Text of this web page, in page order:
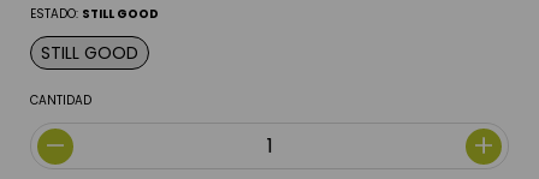
ESTADO: STILL GOOD
STILL GOOD
CANTIDAD